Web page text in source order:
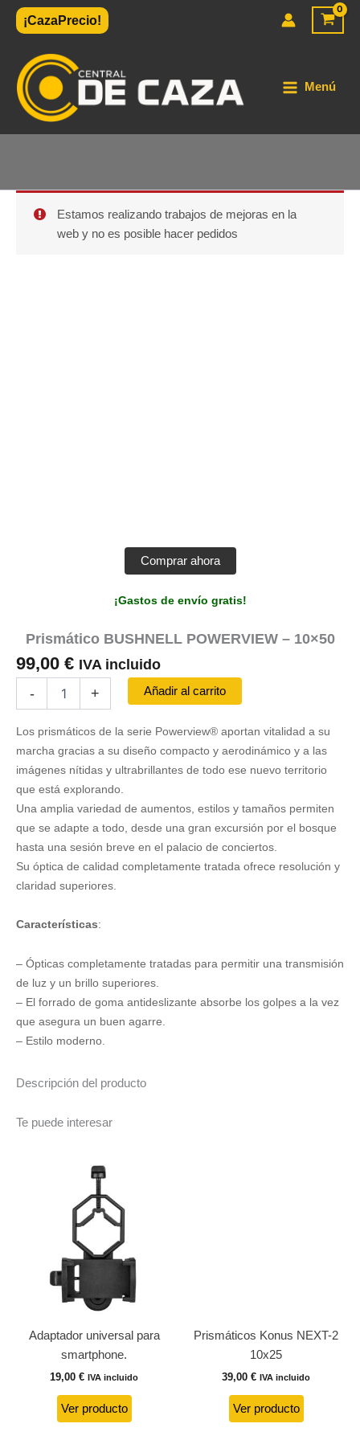
¡CazaPrecio!
Menú
Estamos realizando trabajos de mejoras en la
web y no es posible hacer pedidos
Comprar ahora
¡Gastos de envío gratis!
Prismático BUSHNELL POWERVIEW – 10×50
99,00 € IVA incluido
-
BUSHNELL
-
10x50
cantidad
+ Añadir al carrito
Los prismáticos de la serie Powerview® aportan vitalidad a su
marcha gracias a su diseño compacto y aerodinámico y a las
imágenes nítidas y ultrabrillantes de todo ese nuevo territorio
que está explorando.
Una amplia variedad de aumentos, estilos y tamaños permiten
que se adapte a todo, desde una gran excursión por el bosque
hasta una sesión breve en el palacio de conciertos.
Su óptica de calidad completamente tratada ofrece resolución y
claridad superiores.
Características:
– Ópticas completamente tratadas para permitir una transmisión
de luz y un brillo superiores.
– El forrado de goma antideslizante absorbe los golpes a la vez
que asegura un buen agarre.
– Estilo moderno.
Descripción del producto
Te puede interesar
Adaptador universal para
smartphone.
19,00 € IVA incluido
Ver producto
Prismáticos Konus NEXT-2
10x25
39,00 € IVA incluido
Ver producto